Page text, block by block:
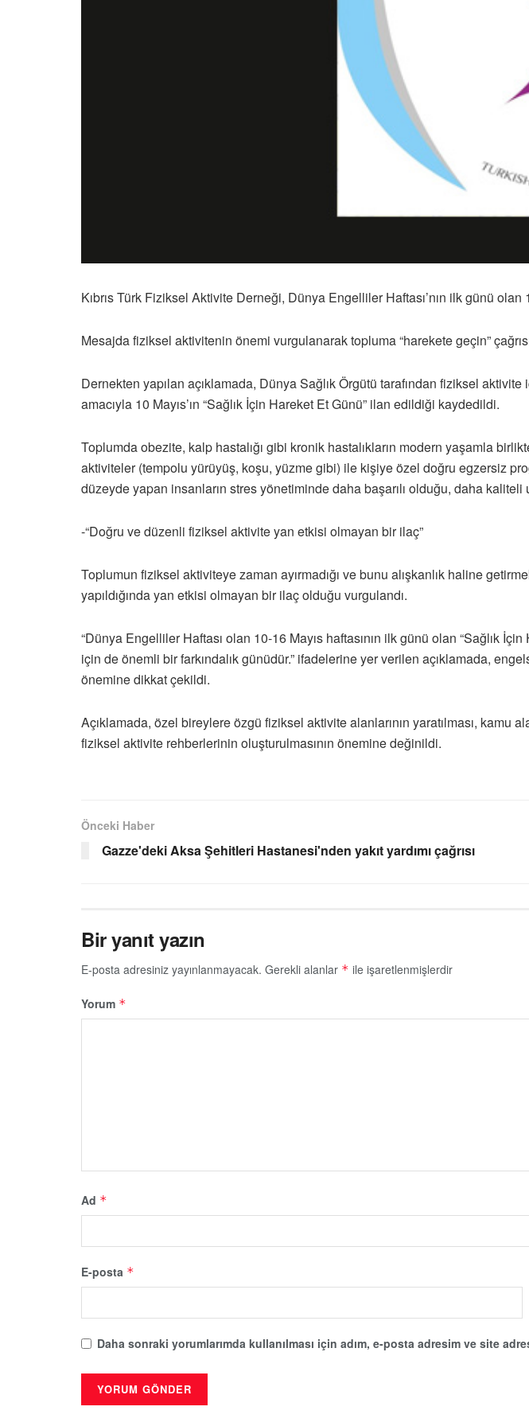
Kıbrıs Türk Fiziksel Aktivite Derneği, Dünya Engelliler Haftası’nın ilk günü olan
Mesajda fiziksel aktivitenin önemi vurgulanarak topluma “harekete geçin”
Dernekten yapılan açıklamada, Dünya Sağlık Örgütü tarafından fiziksel
amacıyla 10 Mayıs’ın “Sağlık İçin Hareket Et Günü” ilan edildiği kaydedildi.
Toplumda obezite, kalp hastalığı gibi kronik hastalıkların modern yaşamla
aktiviteler (tempolu yürüyüş, koşu, yüzme gibi) ile kişiye özel doğru egzersiz
düzeyde yapan insanların stres yönetiminde daha başarılı olduğu, daha
-“Doğru ve düzenli fiziksel aktivite yan etkisi olmayan bir ilaç”
Toplumun fiziksel aktiviteye zaman ayırmadığı ve bunu alışkanlık haline
yapıldığında yan etkisi olmayan bir ilaç olduğu vurgulandı.
“Dünya Engelliler Haftası olan 10-16 Mayıs haftasının ilk günü olan “Sağlık
için de önemli bir farkındalık günüdür.” ifadelerine yer verilen açıklamada,
önemine dikkat çekildi.
Açıklamada, özel bireylere özgü fiziksel aktivite alanlarının yaratılması, kamu
fiziksel aktivite rehberlerinin oluşturulmasının önemine değinildi.
Önceki Haber
Gazze'deki Aksa Şehitleri Hastanesi'nden yakıt yardımı çağrısı
Bir yanıt yazın
E-posta adresiniz yayınlanmayacak. Gerekli alanlar * ile işaretlenmişlerdir
Yorum *
Ad *
E-posta *
Daha sonraki yorumlarımda kullanılması için adım, e-posta adresim ve site